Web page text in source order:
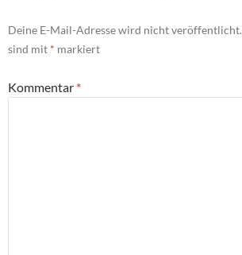
Deine E-Mail-Adresse wird nicht veröffentlicht.
sind mit * markiert
Kommentar *